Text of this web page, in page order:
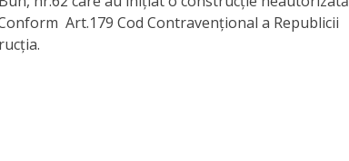
Art.179 Cod Contravențional a Republicii